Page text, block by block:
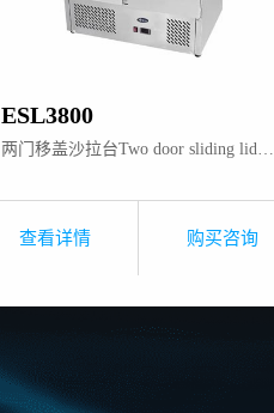
ESL3800
两门移盖沙拉台Two door sliding lid saladette
查看详情 购买咨询